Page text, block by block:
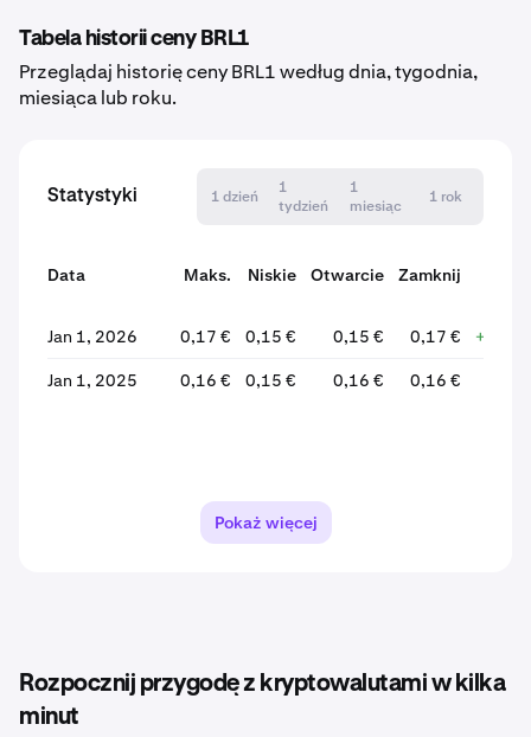
Tabela historii ceny BRL1
Przeglądaj historię ceny BRL1 według dnia, tygodnia,
miesiąca lub roku.
Statystyki 1 dzień
1
tydzień
1
miesiąc
1 rok
Data Maks. Niskie Otwarcie Zamknij
Jan 1, 2026 0,17 € 0,15 € 0,15 € 0,17 €
Jan 1, 2025 0,16 € 0,15 € 0,16 € 0,16 €
Pokaż więcej
Rozpocznij przygodę z kryptowalutami w kilka
minut